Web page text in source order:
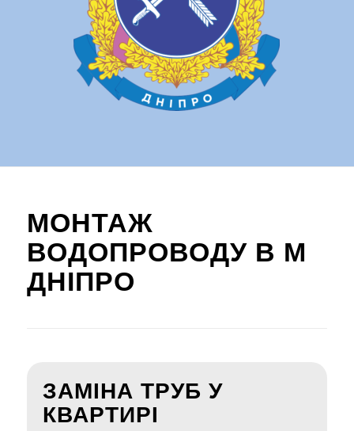
МОНТАЖ
ВОДОПРОВОДУ В М
ДНІПРО
ЗАМІНА ТРУБ У
КВАРТИРІ